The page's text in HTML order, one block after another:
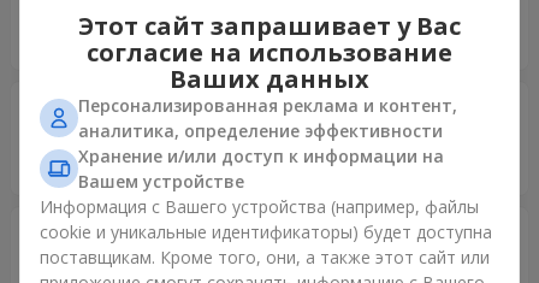
дуже дякую. От тільки не прийшов фото звіт, хоча
послуга оплачена...
Нигора 17.07.2024
5
Спасибо за красоту
Інна 15.05.2024
5
Этот сайт запрашивает у Вас
согласие на использование
Ваших данных
Персонализированная реклама и контент,
аналитика, определение эффективности
Хранение и/или доступ к информации на
Вашем устройстве
Информация с Вашего устройства (например, файлы
cookie и уникальные идентификаторы) будет доступна
поставщикам. Кроме того, они, а также этот сайт или